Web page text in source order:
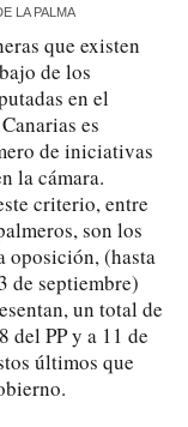
LA PALMA
que existen
de los
en el
es
de iniciativas
la cámara.
criterio, entre
son los
oposición, (hasta
de septiembre)
un total de
del PP y a 11 de
últimos que